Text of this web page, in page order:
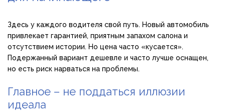
Здесь у каждого водителя свой путь. Новый автомобиль
привлекает гарантией, приятным запахом салона и
отсутствием истории. Но цена часто «кусается».
Подержанный вариант дешевле и часто лучше оснащен,
но есть риск нарваться на проблемы.
Главное – не поддаться иллюзии
идеала